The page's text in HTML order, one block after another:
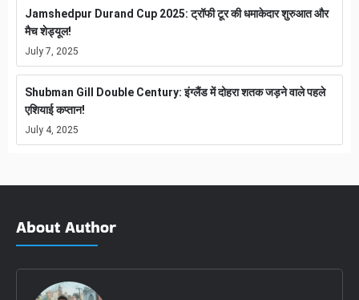
Jamshedpur Durand Cup 2025: ट्रॉफी टूर की धमाकेदार शुरुआत और
मैच शेड्यूल!
July 7, 2025
Shubman Gill Double Century: इंग्लैंड में दोहरा शतक जड़ने वाले पहले
एशियाई कप्तान!
July 4, 2025
About Author